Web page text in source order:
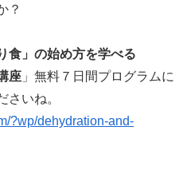
？
食」の始め方を学べる
座 」無料７日間プログラムに
さいね。
?wp/dehydration-and-